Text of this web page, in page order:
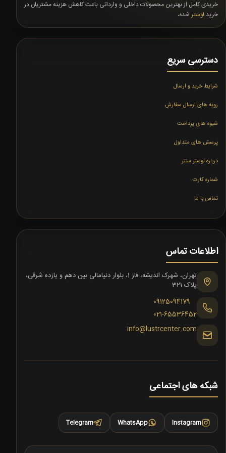
خریدی کامل از بهترین محصولات داخلی و وارداتی باعث کاهش هزینه مشتریان در
خرید لوستر شده،
دسترسی سریع
شرایط خرید و ارسال
رویه های ارسال سفارش
شیوه های پرداخت
پرسش های متداول
درباره لوستر سنتر
شماره کارت
تماس با ما
اطلاعات تماس
تهران، شهرک اندیشه، فاز 1، بلوار دنیامالی بین دهم و یازده شرقی،
پلاک 321
09125094179
021-65536452
info@lustrcenter.com
شبکه های اجتماعی
Instagram
WhatsApp
Telegram